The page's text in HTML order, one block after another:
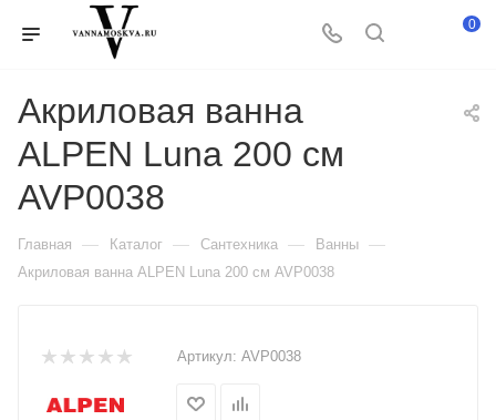
0
Акриловая ванна
ALPEN Luna 200 см
AVP0038
Главная — Каталог — Сантехника — Ванны —
Акриловая ванна ALPEN Luna 200 см AVP0038
Артикул: AVP0038